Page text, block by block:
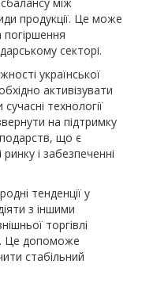
продукції. Це може
погіршення
секторі.
української
активізувати
технології
на підтримку
що є
і забезпеченні
тенденції у
з іншими
торгівлі
Це допоможе
стабільний